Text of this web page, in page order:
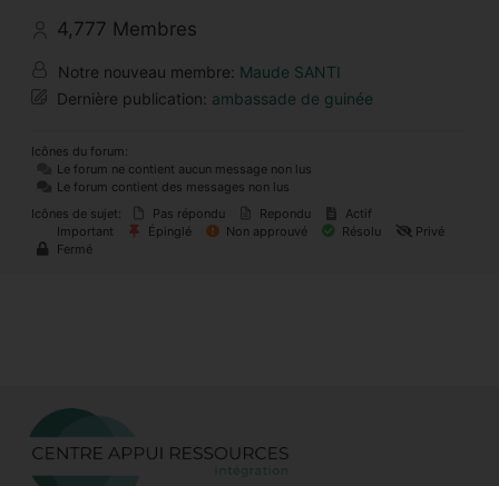
4,777 Membres
Notre nouveau membre: Maude SANTI
Dernière publication: ambassade de guinée
Icônes du forum:
Le forum ne contient aucun message non lus
Le forum contient des messages non lus
Icônes de sujet:
Pas répondu Repondu
Actif
Important
Épinglé Non approuvé Résolu
Privé
Fermé